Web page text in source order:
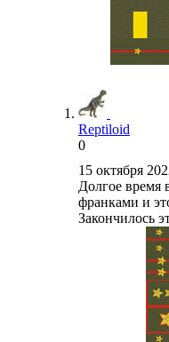
Reptiloid
0
15 октября
Долгое время
франками и
Закончилось